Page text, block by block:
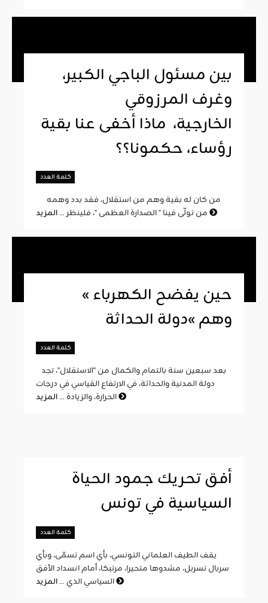
بين مسئول الباجي الكبير،
وغرف المرزوقي
الخارجية، ماذا أخفى عنا بقية
رؤساء، حكمونا؟؟
كلمة العدد
من تولّى فينا " الصدارة العظمى "، فلينظر ...
« حين يفضح الكهرباء
وهم »دولة الحداثة
كلمة العدد
دولة المدنية والحداثة، في الارتفاع القياسي في درجات
الحرارة، والزيادة ...
أفق تحريك جمود الحياة
السياسية في تونس
كلمة العدد
يقف الطيف العلماني التونسي، بأي اسم تسمّى، وبأي
سربال تسربل، مشدوها متحيرا، مرتبكا، أمام انسداد الأفق
السياسي الذي ...